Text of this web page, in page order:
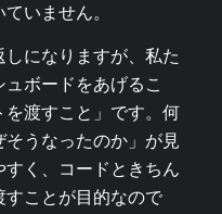
いません。
になりますが、私た
ボードをあげるこ
を渡すこと」です。何
うなったのか」が見
く、コードときちん
すことが目的なので